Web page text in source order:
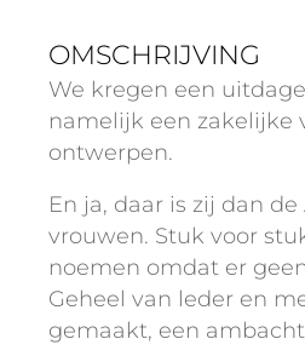
OMSCHRIJVING
We kregen een
namelijk een zakelijke
ontwerpen.
En ja, daar is zij dan
vrouwen. Stuk voor
noemen omdat er
Geheel van leder en
gemaakt, een